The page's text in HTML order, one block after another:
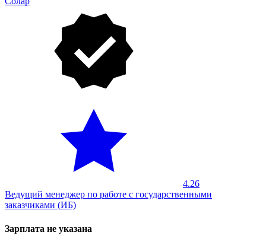
4.26
Ведущий менеджер по работе с государственными
заказчиками (ИБ)
Зарплата не указана